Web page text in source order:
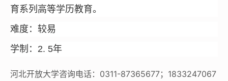
育系列高等学历教育。
难度：较易
学制：2. 5年
河北开放大学咨询电话：0311-87365677；1833247067